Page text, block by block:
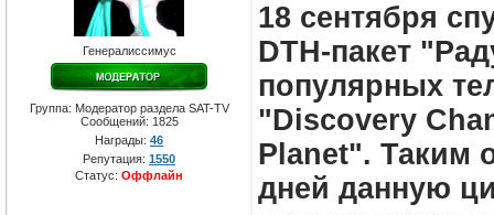
Генералиссимус
Группа: Модератор раздела SAT-TV
Сообщений: 1825
Награды: 46
Репутация: 1550
Статус: Оффлайн
18 сентября
DTH-пакет
популярных
"Discovery
Planet". Таким
дней данную